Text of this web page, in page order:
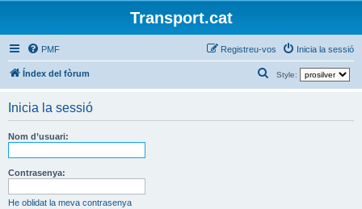
Transport.cat
PMF Inicia la sessió
Registreu-vos
Índex del fòrum Style:
e
Inicia la sessió
Nom d’usuari:
Contrasenya:
He oblidat la meva contrasenya